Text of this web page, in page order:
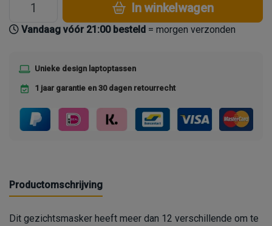
In winkelwagen
Vandaag vóór 21:00 besteld = morgen verzonden
Unieke design laptoptassen
1 jaar garantie en 30 dagen retourrecht
Productomschrijving
Dit gezichtsmasker heeft meer dan 12 verschillende om te